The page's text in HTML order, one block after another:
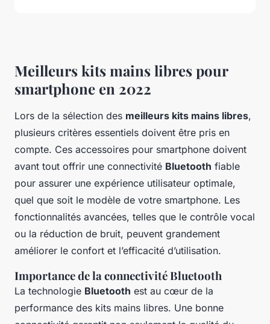
Meilleurs kits mains libres pour
smartphone en 2022
Lors de la sélection des meilleurs kits mains libres,
plusieurs critères essentiels doivent être pris en
compte. Ces accessoires pour smartphone doivent
avant tout offrir une connectivité Bluetooth fiable
pour assurer une expérience utilisateur optimale,
quel que soit le modèle de votre smartphone. Les
fonctionnalités avancées, telles que le contrôle vocal
ou la réduction de bruit, peuvent grandement
améliorer le confort et l’efficacité d’utilisation.
Importance de la connectivité Bluetooth
La technologie Bluetooth est au cœur de la
performance des kits mains libres. Une bonne